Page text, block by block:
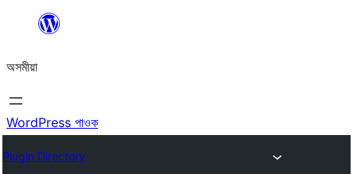
বিষয়বস্তুলৈ
যাওক
অসমীয়া
WordPress পাওক
Plugin Directory